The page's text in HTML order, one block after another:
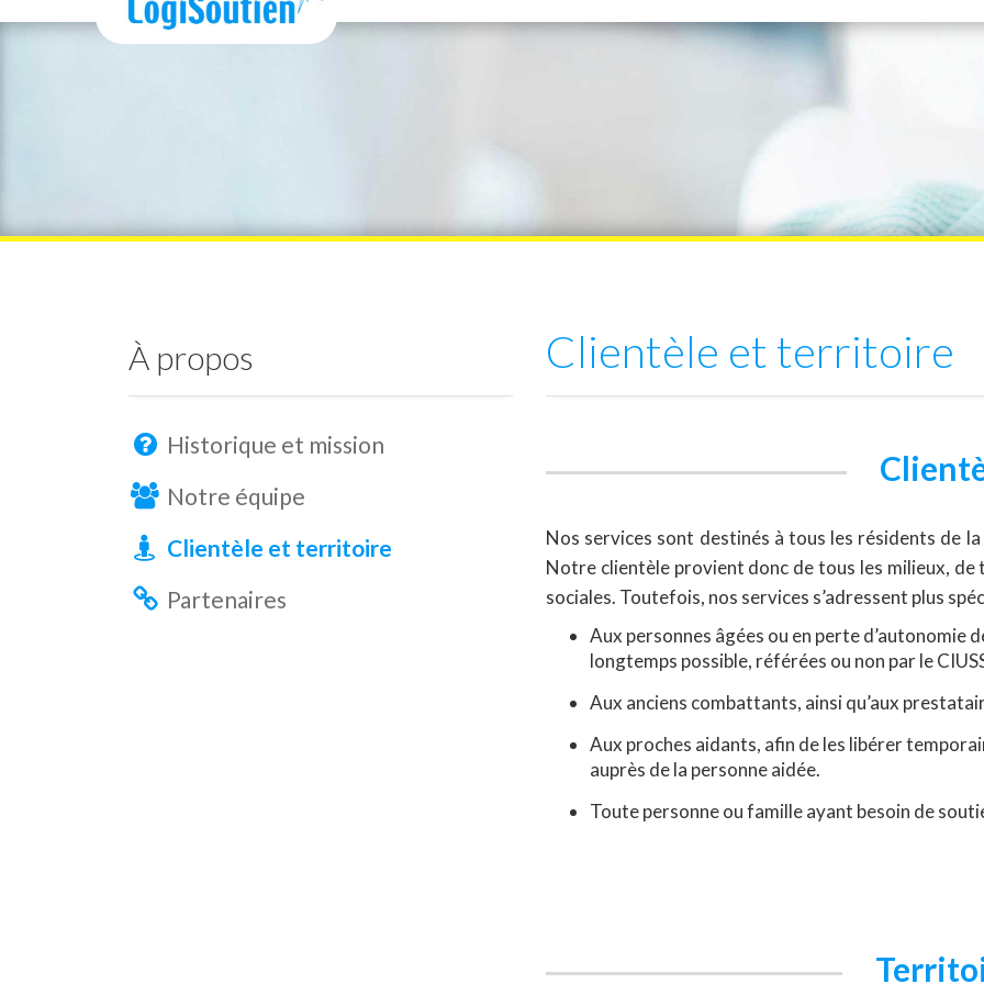
Clientèle et territoire
Nos services sont destinés à tous les résidents de
Notre clientèle provient donc de tous les milieux,
sociales. Toutefois, nos services s’adressent plus
Aux personnes âgées ou en perte d’autonomie
longtemps possible, référées ou non par le
Aux anciens combattants, ainsi qu’aux
Aux proches aidants, afin de les libérer
auprès de la personne aidée.
Toute personne ou famille ayant besoin de
À propos
Historique et mission
Notre équipe
Clientèle et territoire
Partenaires